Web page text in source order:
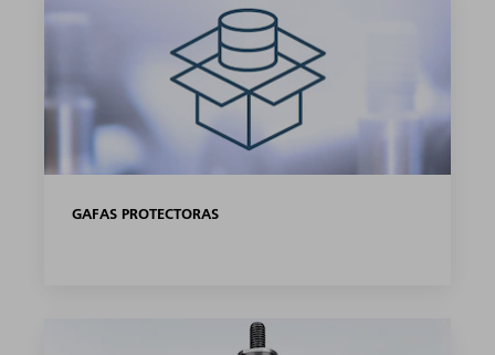
GAFAS PROTECTORAS